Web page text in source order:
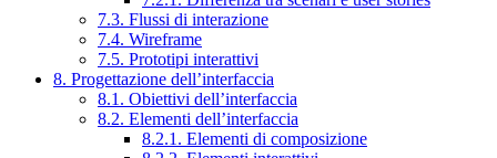
7.3. Flussi di interazione
7.4. Wireframe
7.5. Prototipi interattivi
8. Progettazione dell’interfaccia
8.1. Obiettivi dell’interfaccia
8.2. Elementi dell’interfaccia
8.2.1. Elementi di composizione